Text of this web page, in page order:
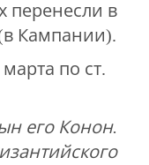
перенесли в
Кампании).
по ст.
его Конон.